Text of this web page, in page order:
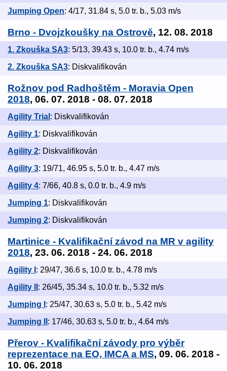
Jumping Open: 4/17, 31.84 s, 5.0 tr. b., 5.03 m/s
Brno - Dvojzkoušky na Ostrově, 12. 08. 2018
1. Zkouška SA3: 5/13, 39.43 s, 10.0 tr. b., 4.74 m/s
2. Zkouška SA3: Diskvalifikován
Rožnov pod Radhoštěm - Moravia Open
2018, 06. 07. 2018 - 08. 07. 2018
Agility Trial : Diskvalifikován
Agility 1: Diskvalifikován
Agility 2: Diskvalifikován
Agility 3: 19/71, 46.95 s, 5.0 tr. b., 4.47 m/s
Agility 4: 7/66, 40.8 s, 0.0 tr. b., 4.9 m/s
Jumping 1: Diskvalifikován
Jumping 2: Diskvalifikován
Martinice - Kvalifikační závod na MR v agility
2018, 23. 06. 2018 - 24. 06. 2018
Agility I : 29/47, 36.6 s, 10.0 tr. b., 4.78 m/s
Agility II : 26/45, 35.34 s, 10.0 tr. b., 5.32 m/s
Jumping I : 25/47, 30.63 s, 5.0 tr. b., 5.42 m/s
Jumping II : 17/46, 30.63 s, 5.0 tr. b., 4.64 m/s
Přerov - Kvalifikační závody pro výběr
reprezentace na EO, IMCA a MS, 09. 06. 2018 -
10. 06. 2018